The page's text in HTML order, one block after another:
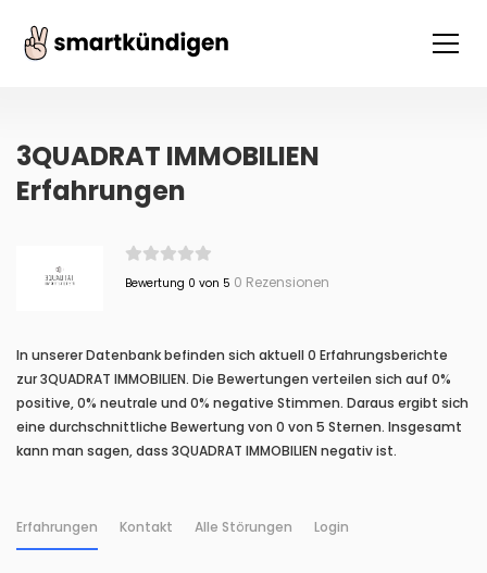
3QUADRAT IMMOBILIEN
Erfahrungen
Bewertung 0 von 5 0 Rezensionen
In unserer Datenbank befinden sich aktuell 0 Erfahrungsberichte
zur 3QUADRAT IMMOBILIEN. Die Bewertungen verteilen sich auf 0%
positive, 0% neutrale und 0% negative Stimmen. Daraus ergibt sich
eine durchschnittliche Bewertung von 0 von 5 Sternen. Insgesamt
kann man sagen, dass 3QUADRAT IMMOBILIEN negativ ist.
Erfahrungen Kontakt Alle Störungen Login